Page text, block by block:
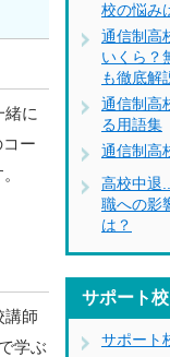
緒に
ー
講師
学ぶ
校の悩み
通信制高
いくら？
も徹底解
通信制高
る用語集
通信制高
高校中退
職への影
は？
サポート
サポート